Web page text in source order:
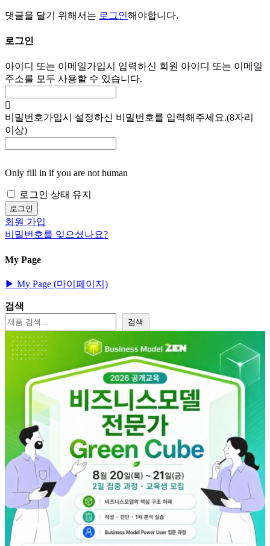
댓글을 달기 위해서는 로그인해야합니다.
로그인
아이디 또는 이메일가입시 입력하신 회원 아이디 또는 이메일
주소를 모두 사용할 수 있습니다.
비밀번호가입시 설정하신 비밀번호를 입력해주세요.(8자리
이상)
Only fill in if you are not human
로그인 상태 유지
회원 가입
비밀번호를 잊으셨나요?
My Page
▶︎ My Page (마이페이지)
검색
검색